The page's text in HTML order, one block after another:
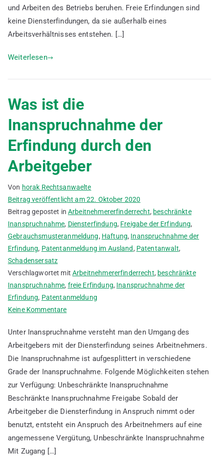
Arbeitnehmererfindung
und Arbeiten des Betriebs beruhen. Freie Erfindungen sind
keine Diensterfindungen, da sie außerhalb eines
Arbeitsverhältnisses entstehen. […]
Weiterlesen
Was ist die
Inanspruchnahme der
Erfindung durch den
Arbeitgeber
Von horak Rechtsanwaelte
Beitrag veröffentlicht am22. Oktober 2020
Beitrag gepostet inArbeitnehmererfinderrecht, beschränkte
Inanspruchnahme, Diensterfindung, Freigabe der Erfindung,
Gebrauchsmusteranmeldung, Haftung, Inanspruchnahme der
Erfindung, Patentanmeldung im Ausland, Patentanwalt,
Schadensersatz
Verschlagwortet mitArbeitnehmererfinderrecht, beschränkte
Inanspruchnahme, freie Erfindung, Inanspruchnahme der
Erfindung, Patentanmeldung
Keine Kommentarezu
ist
die
Inanspruchnahme
der
Erfindung
durch
den
Unter Inanspruchnahme versteht man den Umgang des
Arbeitgebers mit der Diensterfindung seines Arbeitnehmers.
Die Inanspruchnahme ist aufgesplittert in verschiedene
Grade der Inanspruchnahme. Folgende Möglichkeiten stehen
zur Verfügung: Unbeschränkte Inanspruchnahme
Beschränkte Inanspruchnahme Freigabe Sobald der
Arbeitgeber die Diensterfindung in Anspruch nimmt oder
benutzt, entsteht ein Anspruch des Arbeitnehmers auf eine
angemessene Vergütung, Unbeschränkte Inanspruchnahme
Mit Zugang […]